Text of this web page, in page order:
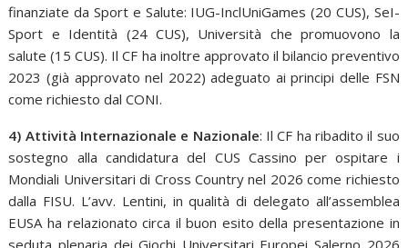
finanziate da Sport e Salute: IUG-InclUniGames (20 CUS), SeI-
Sport e Identità (24 CUS), Università che promuovono la
salute (15 CUS). Il CF ha inoltre approvato il bilancio preventivo
2023 (già approvato nel 2022) adeguato ai principi delle FSN
come richiesto dal CONI.
4) Attività Internazionale e Nazionale: Il CF ha ribadito il suo
sostegno alla candidatura del CUS Cassino per ospitare i
Mondiali Universitari di Cross Country nel 2026 come richiesto
dalla FISU. L’avv. Lentini, in qualità di delegato all’assemblea
EUSA ha relazionato circa il buon esito della presentazione in
seduta plenaria dei Giochi Universitari Europei Salerno 2026